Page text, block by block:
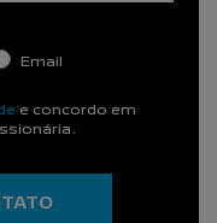
Email
e concordo em